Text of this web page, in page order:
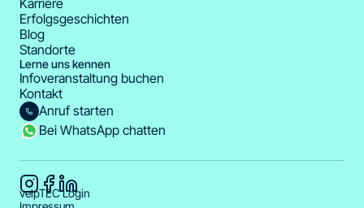
Erfolgsgeschichten
Blog
Standorte
Lerne uns kennen
Infoveranstaltung buchen
Kontakt
Anruf starten
Bei WhatsApp chatten
velpTEC Login